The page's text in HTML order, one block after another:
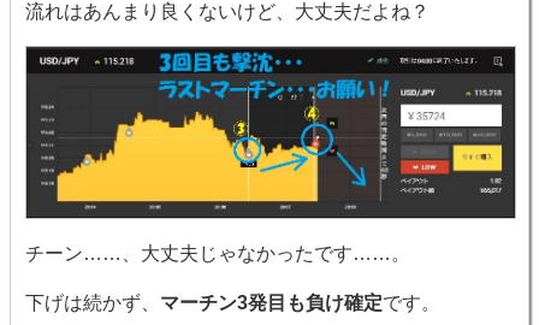
流れはあんまり良くないけど、大丈夫だよね？
チーン……、大丈夫じゃなかったです……。
下げは続かず、 マーチン3発目も負け確定です。